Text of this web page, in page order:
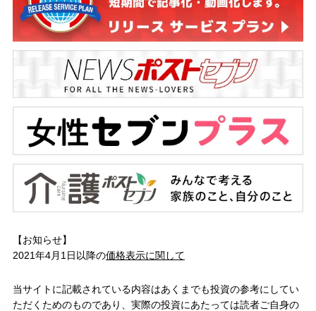
【お知らせ】
2021年4月1日以降の価格表示に関して
当サイトに記載されている内容はあくまでも投資の参考にしてい
ただくためのものであり、実際の投資にあたっては読者ご自身の